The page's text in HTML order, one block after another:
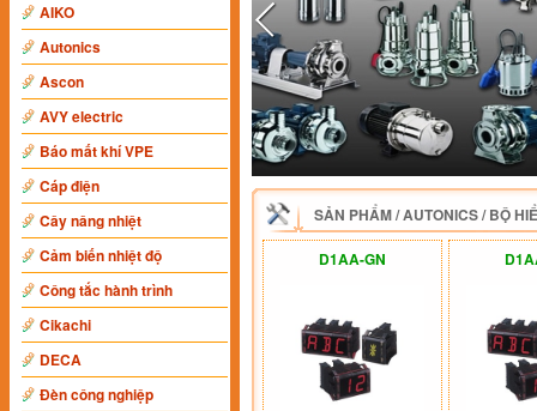
AIKO
Autonics
Ascon
AVY electric
Báo mất khí VPE
Cáp điện
Cây nâng nhiệt
Cảm biến nhiệt độ
Công tắc hành trình
Cikachi
DECA
Đèn công nghiệp
SẢN PHẨM/AUTONICS/BỘ
D1AA-GN